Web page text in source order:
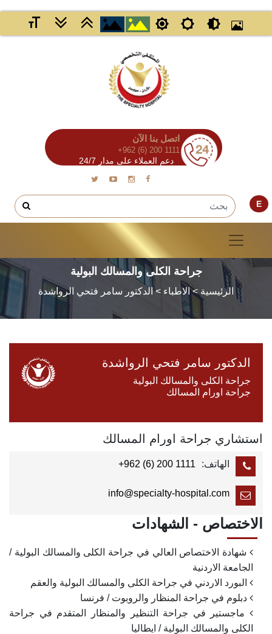
اتصل بنا الآن
+962 (6) 200 1111
دعم العملاء على مدار 24/7
E
جراحة الكلى والمسالك البولية
الرئيسية > الاطباء > الدكتور سامر فتحي الرواشدة
الدكتور سامر فتحي الرواشدة
جراحة الكلى والمسالك البولية
جراحة اورام المسالك
استشاري جراحة اورام المسالك
الهاتف: +962 (6) 200 1111
info@specialty-hospital.com
الاختصاص - الشهادات
شهادة الاختصاص العالي في جراحة الكلى والمسالك البولية /
الجامعة الاردنية
البورد الاردني في جراحة الكلى والمسالك البولية والعقم
دبلوم في جراحة المنظار والروبوت / فرنسا
ماجستير في جراحة التنظير والمنظار المتقدم في جراحة
الكلى والمسالك البولية / ايطاليا